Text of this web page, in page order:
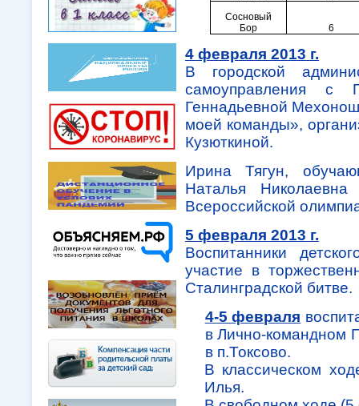
Сосновый
Бор
6
4 февраля 2013 г.
В городской
самоуправления с
Геннадьевной
моей команды»,
Кузюткиной.
Ирина Тягун,
Наталья
Всероссийской
5 февраля 2013 г.
Воспитанники
участие в
Сталинградской битве.
4-5 февраля
в Лично-командном
в п.Токсово.
В классическом
Илья.